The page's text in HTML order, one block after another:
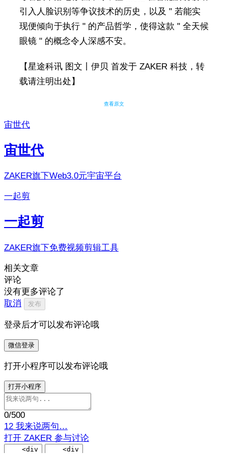
引入人脸识别等争议技术的历史，以及 " 若能实
现便倾向于执行 " 的产品哲学，使得这款 " 全天候
眼镜 " 的概念令人深感不安。
【星途科讯 图文丨伊贝 首发于 ZAKER 科技，转
载请注明出处】
查看原文
宙世代
宙世代
ZAKER旗下Web3.0元宇宙平台
一起剪
一起剪
ZAKER旗下免费视频剪辑工具
相关文章
评论
没有更多评论了
取消
发布
登录后才可以发布评论哦
微信登录
打开小程序可以发布评论哦
打开小程序
0/500
12 我来说两句…
打开 ZAKER 参与讨论